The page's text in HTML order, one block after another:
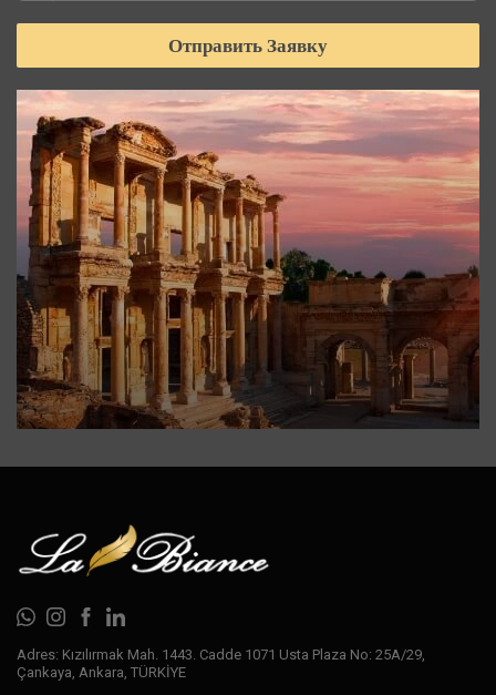
Отправить Заявку
Adres: Kızılırmak Mah. 1443. Cadde 1071 Usta Plaza No: 25A/29,
Çankaya, Ankara, TÜRKİYE